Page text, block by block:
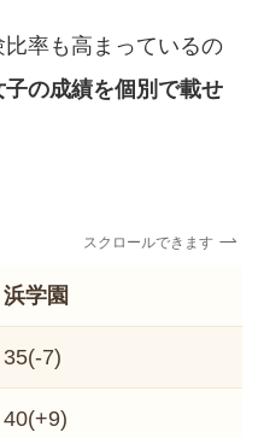
率も高まっているの
の成績を個別で載せ
スクロールできます
浜学園
35(-7)
40(+9)